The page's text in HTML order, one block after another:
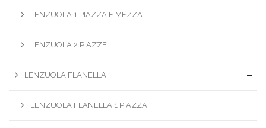
LENZUOLA 1 PIAZZA E MEZZA
LENZUOLA 2 PIAZZE
LENZUOLA FLANELLA
LENZUOLA FLANELLA 1 PIAZZA